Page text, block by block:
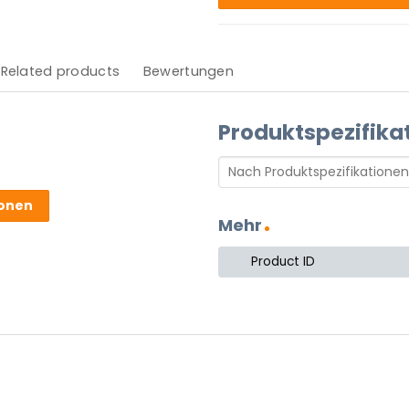
Related products Bewertungen
Mehr
Product ID